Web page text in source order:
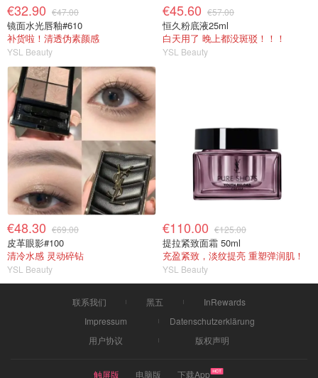
€32.90 €47.00
镜面水光唇釉#610
补货啦！清透伪素颜感
YSL Beauty
€45.60 €57.00
恒久粉底液25ml
白天用了 晚上都没斑驳！！！
YSL Beauty
€48.30 €69.00
皮革眼影#100
清冷水感 灵动碎钻
YSL Beauty
€110.00 €125.00
提拉紧致面霜 50ml
充盈紧致，淡纹提亮 重塑弹润肌！
YSL Beauty
联系我们 黑五
InRewards
Impressum
Datenschutzerklärung
用户协议
版权声明
触屏版 电脑版 下载App